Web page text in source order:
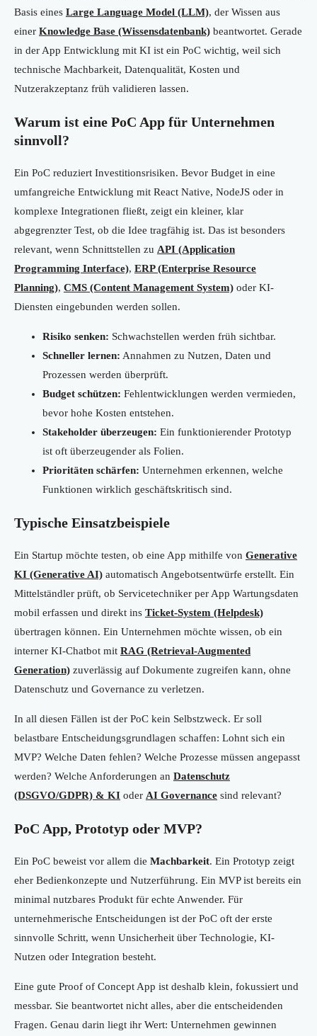
Basis eines Large Language Model (LLM), der Wissen aus
einer Knowledge Base (Wissensdatenbank) beantwortet. Gerade
in der App Entwicklung mit KI ist ein PoC wichtig, weil sich
technische Machbarkeit, Datenqualität, Kosten und
Nutzerakzeptanz früh validieren lassen.
Warum ist eine PoC App für Unternehmen
sinnvoll?
Ein PoC reduziert Investitionsrisiken. Bevor Budget in eine
umfangreiche Entwicklung mit React Native, NodeJS oder in
komplexe Integrationen fließt, zeigt ein kleiner, klar
abgegrenzter Test, ob die Idee tragfähig ist. Das ist besonders
relevant, wenn Schnittstellen zu API (Application
Programming Interface), ERP (Enterprise Resource
Planning), CMS (Content Management System) oder KI-
Diensten eingebunden werden sollen.
Risiko senken: Schwachstellen werden früh sichtbar.
Schneller lernen: Annahmen zu Nutzen, Daten und
Prozessen werden überprüft.
Budget schützen: Fehlentwicklungen werden vermieden,
bevor hohe Kosten entstehen.
Stakeholder überzeugen: Ein funktionierender Prototyp
ist oft überzeugender als Folien.
Prioritäten schärfen: Unternehmen erkennen, welche
Funktionen wirklich geschäftskritisch sind.
Typische Einsatzbeispiele
Ein Startup möchte testen, ob eine App mithilfe von Generative
KI (Generative AI) automatisch Angebotsentwürfe erstellt. Ein
Mittelständler prüft, ob Servicetechniker per App Wartungsdaten
mobil erfassen und direkt ins Ticket-System (Helpdesk)
übertragen können. Ein Unternehmen möchte wissen, ob ein
interner KI-Chatbot mit RAG (Retrieval-Augmented
Generation) zuverlässig auf Dokumente zugreifen kann, ohne
Datenschutz und Governance zu verletzen.
In all diesen Fällen ist der PoC kein Selbstzweck. Er soll
belastbare Entscheidungsgrundlagen schaffen: Lohnt sich ein
MVP? Welche Daten fehlen? Welche Prozesse müssen angepasst
werden? Welche Anforderungen an Datenschutz
(DSGVO/GDPR) & KI oder AI Governance sind relevant?
PoC App, Prototyp oder MVP?
Ein PoC beweist vor allem die Machbarkeit. Ein Prototyp zeigt
eher Bedienkonzepte und Nutzerführung. Ein MVP ist bereits ein
minimal nutzbares Produkt für echte Anwender. Für
unternehmerische Entscheidungen ist der PoC oft der erste
sinnvolle Schritt, wenn Unsicherheit über Technologie, KI-
Nutzen oder Integration besteht.
Eine gute Proof of Concept App ist deshalb klein, fokussiert und
messbar. Sie beantwortet nicht alles, aber die entscheidenden
Fragen. Genau darin liegt ihr Wert: Unternehmen gewinnen